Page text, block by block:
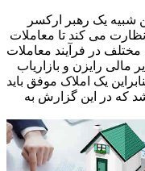
یک رهبر ارکسر
می کند تا معاملات
مختلف در فرآیند معاملات
مالی رایزن و بازاریاب
یک املاک موفق باید
که در این گزارش به